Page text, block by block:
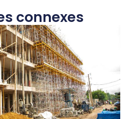
connexes